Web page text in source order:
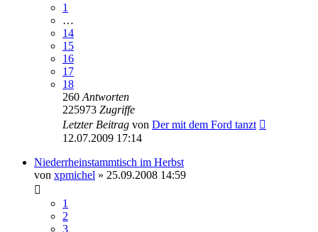
1
…
14
15
16
17
18
260 Antworten
225973 Zugriffe
Letzter Beitrag von Der mit dem Ford tanzt
12.07.2009 17:14
Niederrheinstammtisch im Herbst
von xpmichel » 25.09.2008 14:59
1
2
3